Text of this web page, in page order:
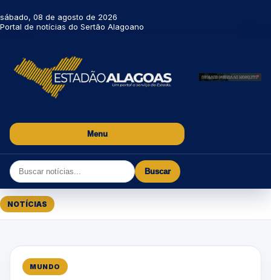
sábado, 08 de agosto de 2026
Portal de notícias do Sertão Alagoano
Menu
Buscar
NOTÍCIAS
MUNDO